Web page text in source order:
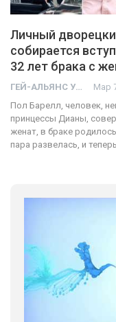
Личный
собирается
32 лет брака с
ГЕЙ-АЛЬЯНС УКРАИНА Мар
Пол Барелл, человек,
принцессы Дианы,
женат, в браке
пара развелась, и